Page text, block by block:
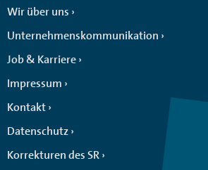
Wir über uns
Unternehmenskommunikation
Job & Karriere
Impressum
Kontakt
Datenschutz
Korrekturen des SR